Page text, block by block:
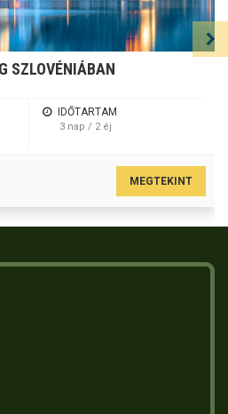
SZLOVÉNIÁBAN
IDŐTARTAM
3 nap / 2 éj
MEGTEKINT